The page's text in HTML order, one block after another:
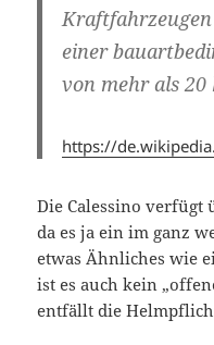
einer
von mehr als 20
https://
Die Calessino verfügt
da es ja ein im ganz
etwas Ähnliches wie
ist es auch kein
entfällt die